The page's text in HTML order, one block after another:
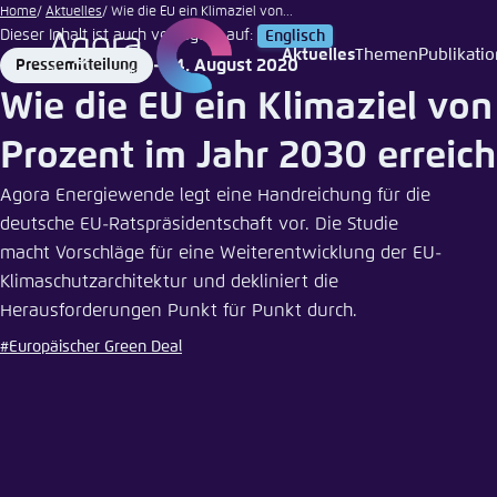
Zum
Hauptinhalt
gehen
AktuellesThemen
Home Aktuelles Wie die EU ein Klimaziel von...
Dieser Inhalt ist auch verfügbar auf: Englisch
Format
Pressemitteilung
Date
24. August 2020
Wie die EU ein Klimaziel
Prozent im Jahr 2030
Agora Energiewende legt eine Handreichung für die
deutsche EU-Ratspräsidentschaft vor. Die Studie
macht Vorschläge für eine Weiterentwicklung der EU-
Klimaschutzarchitektur und dekliniert die
Herausforderungen Punkt für Punkt durch.
#Europäischer Green Deal
Anton
Murygin |
Unsplash
Melden
Englisch
Diese
Wählen
möchten.